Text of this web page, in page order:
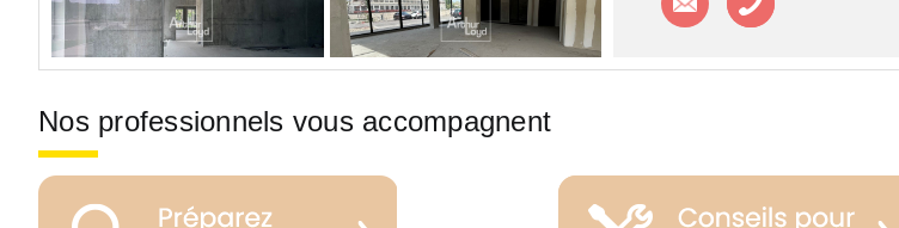
Nos professionnels vous accompagnent